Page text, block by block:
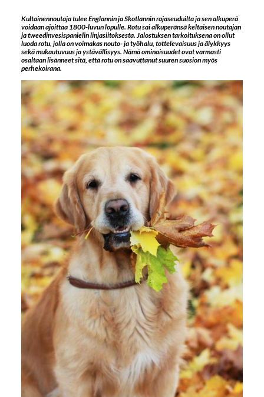
Kultainennoutaja tulee Englannin ja Skotlannin rajaseuduilta ja sen alkuperä
voidaan ajoittaa 1800-luvun lopulle. Rotu sai alkuperänsä keltaisen noutajan
ja tweedinvesispanielin linjasiitoksesta. Jalostuksen tarkoituksena on ollut
luoda rotu, jolla on voimakas nouto- ja työhalu, tottelevaisuus ja älykkyys
sekä mukautuvuus ja ystävällisyys. Nämä ominaisuudet ovat varmasti
osaltaan lisänneet sitä, että rotu on saavuttanut suuren suosion myös
perhekoirana.